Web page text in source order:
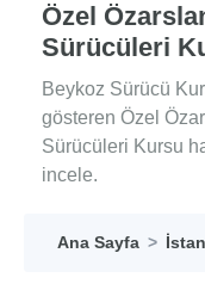
Özel
Sürücüleri
Beykoz Sürücü
gösteren Özel
Sürücüleri Kursu
incele.
Ana Sayfa